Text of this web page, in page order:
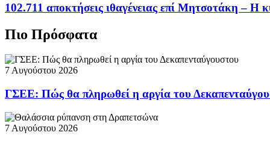
102.711 αποκτήσεις ιθαγένειας επί Μητσοτάκη – Η
Πιο Πρόσφατα
7 Αυγούστου 2026
ΓΣΕΕ: Πώς θα πληρωθεί η αργία του
7 Αυγούστου 2026